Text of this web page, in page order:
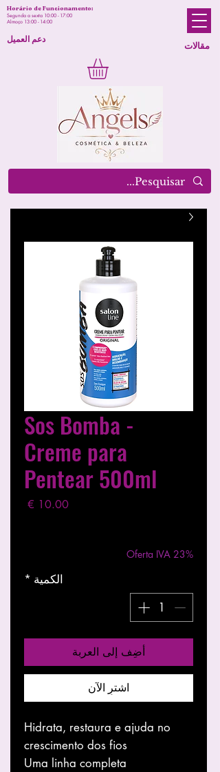
مقالات
Horário de Funcionamento:
Segunda a sexta 10:00 - 17:00
Almoço 13:00 - 14:00
دعم العميل
Sos Bomba -
Creme para
Pentear 500ml
السعر
Oferta IVA 23%
الكمية *
أضِف إلى العربة
اشترِ الآن
Hidrata, restaura e ajuda no
crescimento dos fios
Uma linha completa